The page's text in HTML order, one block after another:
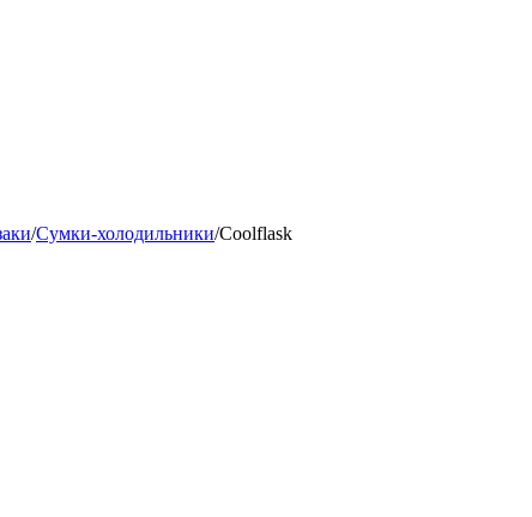
/Сумки-холодильники/Coolflask